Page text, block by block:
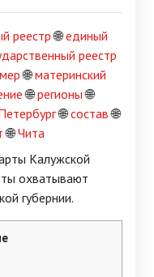
реестр🌐единый
реестр
🌐материнский
🌐регионы🌐
🌐состав🌐
🌐Чита
Калужской
охватывают
губернии.